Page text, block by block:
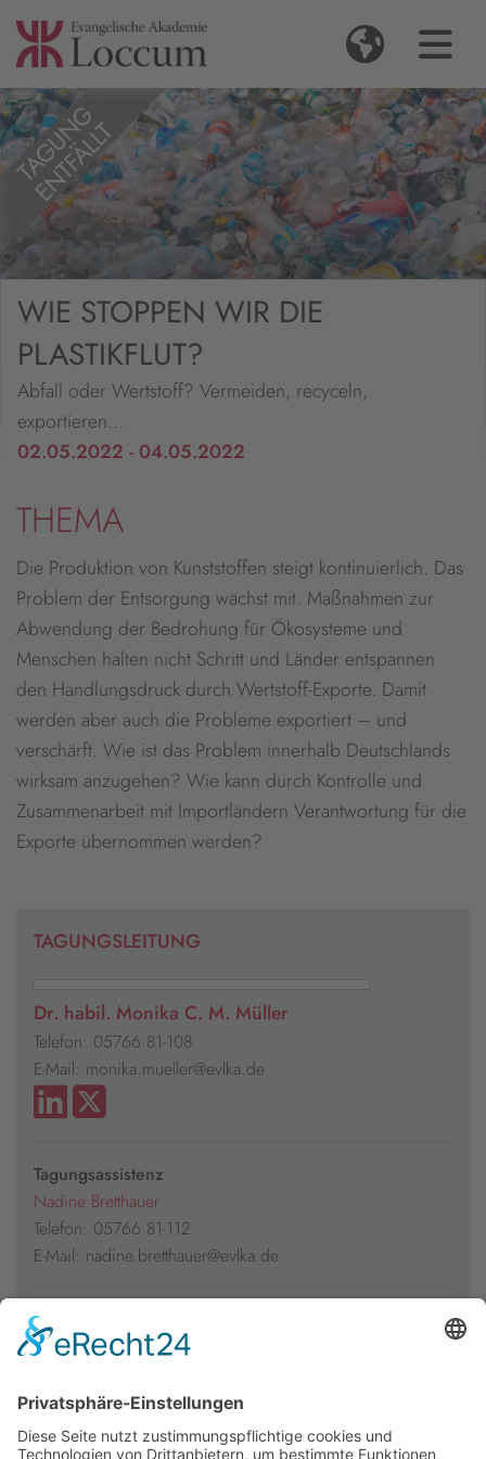
WIE STOPPEN WIR DIE
PLASTIKFLUT?
Abfall oder Wertstoff? Vermeiden, recyceln,
exportieren…
02.05.2022 - 04.05.2022
THEMA
Die Produktion von Kunststoffen steigt kontinuierlich. Das
Problem der Entsorgung wächst mit. Maßnahmen zur
Abwendung der Bedrohung für Ökosysteme und
Menschen halten nicht Schritt und Länder entspannen
den Handlungsdruck durch Wertstoff-Exporte. Damit
werden aber auch die Probleme exportiert – und
verschärft. Wie ist das Problem innerhalb Deutschlands
wirksam anzugehen? Wie kann durch Kontrolle und
Zusammenarbeit mit Importländern Verantwortung für die
Exporte übernommen werden?
TAGUNGSLEITUNG
Dr. habil. Monika C. M. Müller
Telefon: 05766 81-108
E-Mail: monika.mueller@evlka.de
Tagungsassistenz
Nadine Bretthauer
Telefon: 05766 81-112
E-Mail: nadine.bretthauer@evlka.de
Presseakkreditierung
Florian Kühl
E-Mail: florian.kuehl@evlka.de